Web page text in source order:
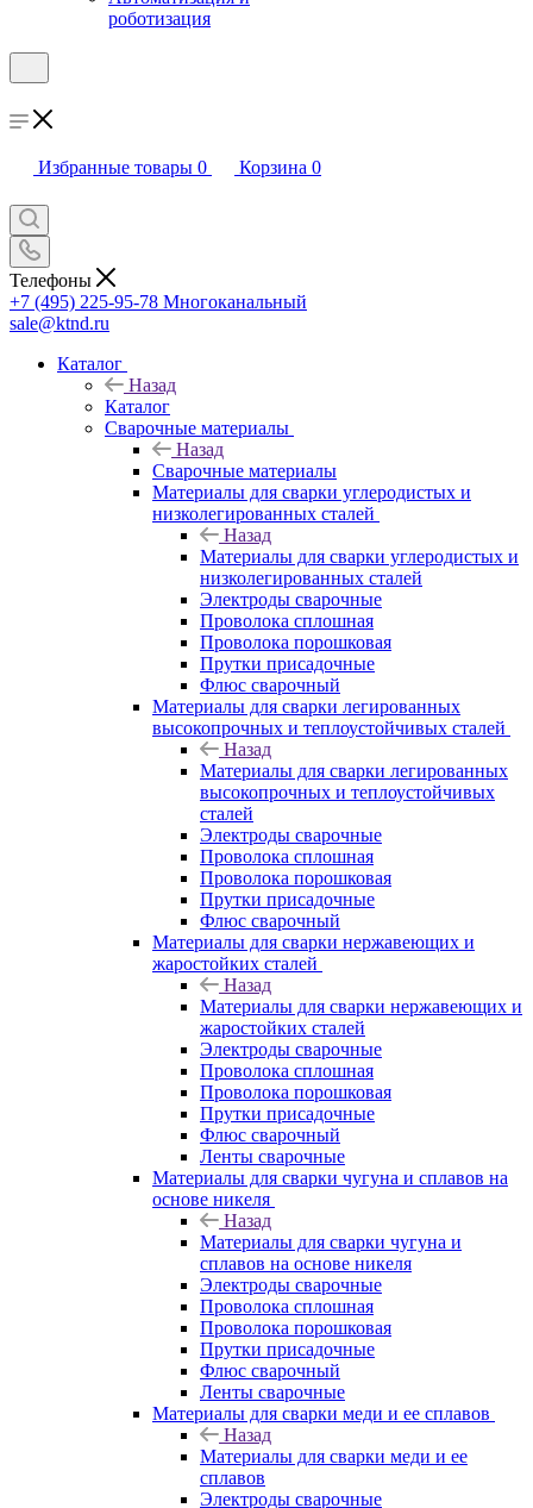
роботизация
Избранные товары 0 Корзина 0
Телефоны
+7 (495) 225-95-78 Многоканальный
sale@ktnd.ru
Каталог
Назад
Каталог
Сварочные материалы
Назад
Сварочные материалы
Материалы для сварки углеродистых и
низколегированных сталей
Назад
Материалы для сварки углеродистых и
низколегированных сталей
Электроды сварочные
Проволока сплошная
Проволока порошковая
Прутки присадочные
Флюс сварочный
Материалы для сварки легированных
высокопрочных и теплоустойчивых сталей
Назад
Материалы для сварки легированных
высокопрочных и теплоустойчивых
сталей
Электроды сварочные
Проволока сплошная
Проволока порошковая
Прутки присадочные
Флюс сварочный
Материалы для сварки нержавеющих и
жаростойких сталей
Назад
Материалы для сварки нержавеющих и
жаростойких сталей
Электроды сварочные
Проволока сплошная
Проволока порошковая
Прутки присадочные
Флюс сварочный
Ленты сварочные
Материалы для сварки чугуна и сплавов на
основе никеля
Назад
Материалы для сварки чугуна и
сплавов на основе никеля
Электроды сварочные
Проволока сплошная
Проволока порошковая
Прутки присадочные
Флюс сварочный
Ленты сварочные
Материалы для сварки меди и ее сплавов
Назад
Материалы для сварки меди и ее
сплавов
Электроды сварочные